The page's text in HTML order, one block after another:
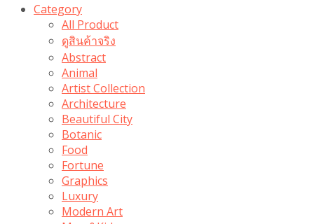
Category
All Product
ดูสินค้าจริง
Abstract
Animal
Artist Collection
Architecture
Beautiful City
Botanic
Food
Fortune
Graphics
Luxury
Modern Art